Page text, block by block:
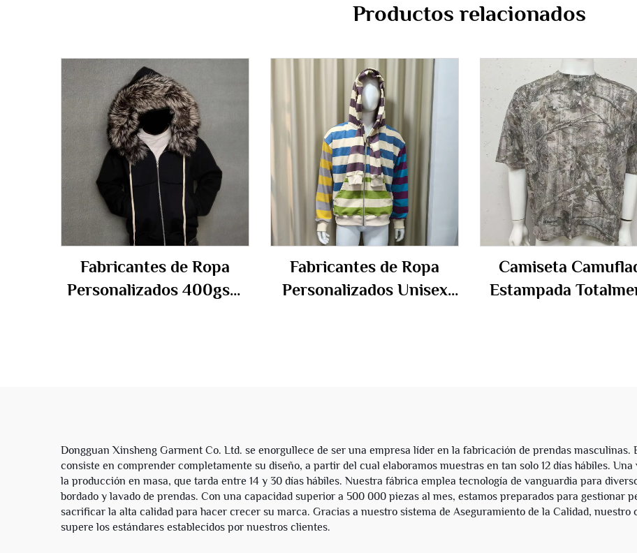
Productos relacionados
Fabricantes de Ropa
Personalizados 400gsm
Fabricantes de Ropa
Personalizados Unisex
Camiseta
Estampada
Dongguan Xinsheng Garment Co. Ltd. se enorgullece de ser una empresa líder en la fabricación de prendas
consiste en comprender completamente su diseño, a partir del cual elaboramos muestras en tan solo 12 días hábiles.
la producción en masa, que tarda entre 14 y 30 días hábiles. Nuestra fábrica emplea tecnología de vanguardia para
bordado y lavado de prendas. Con una capacidad superior a 500 000 piezas al mes, estamos preparados para gestionar
sacrificar la alta calidad para hacer crecer su marca. Gracias a nuestro sistema de Aseguramiento de la Calidad,
supere los estándares establecidos por nuestros clientes.